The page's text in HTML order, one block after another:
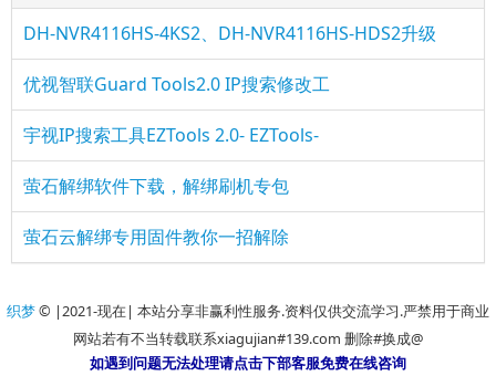
DH-NVR4116HS-4KS2、DH-NVR4116HS-HDS2升级
优视智联Guard Tools2.0 IP搜索修改工
宇视IP搜索工具EZTools 2.0- EZTools-
萤石解绑软件下载，解绑刷机专包
萤石云解绑专用固件教你一招解除
织梦© |2021-现在| 本站分享非赢利性服务.资料仅供交流学习.严禁用于商业
网站若有不当转载联系xiagujian#139.com 删除#换成@
如遇到问题无法处理请点击下部客服免费在线咨询